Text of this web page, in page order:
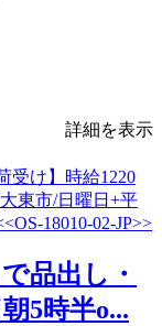
詳細を表示
品出し・
5時半o...